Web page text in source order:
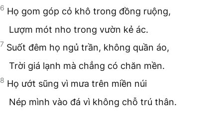
6 Họ gom góp cỏ khô trong đồng ruộng,
Lượm mót nho trong vườn kẻ ác.
7 Suốt đêm họ ngủ trần, không quần áo,
Trời giá lạnh mà chẳng có chăn mền.
8 Họ ướt sũng vì mưa trên miền núi
Nép mình vào đá vì không chỗ trú thân.